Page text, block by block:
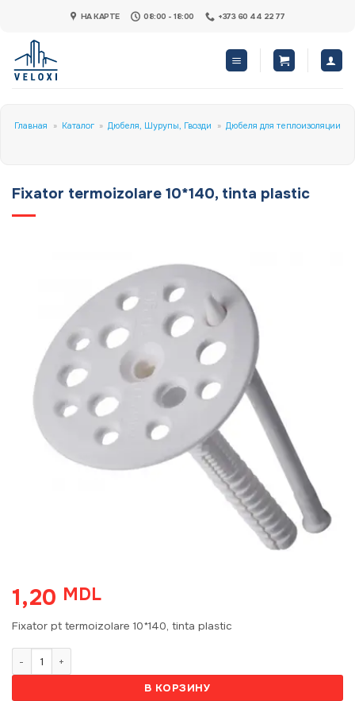
content
НА КАРТЕ 08:00 - 18:00 +373 60 44 22 77
Главная » Каталог » Дюбеля, Шурупы, Гвозди » Дюбеля для теплоизоляции
Fixator termoizolare 10*140, tinta plastic
1,20 MDL
Fixator pt termoizolare 10*140, tinta plastic
В КОРЗИНУ